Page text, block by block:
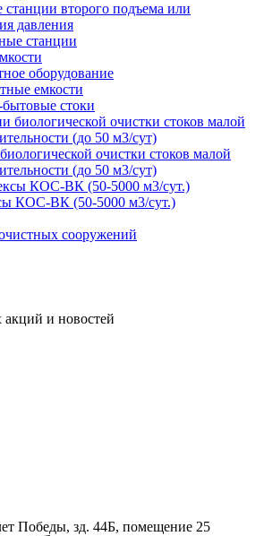
cтанции второго подъема или
давления
станции
оборудование
емкости
стоки
очистки стоков малой
(до 50 м3/сут)
КОС-ВК (50-5000 м3/сут.)
сооружений
акций и новостей
Победы, зд. 44Б, помещение 25